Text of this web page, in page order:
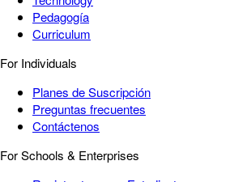
Pedagogía
Curriculum
For Individuals
Planes de Suscripción
Preguntas frecuentes
Contáctenos
For Schools & Enterprises